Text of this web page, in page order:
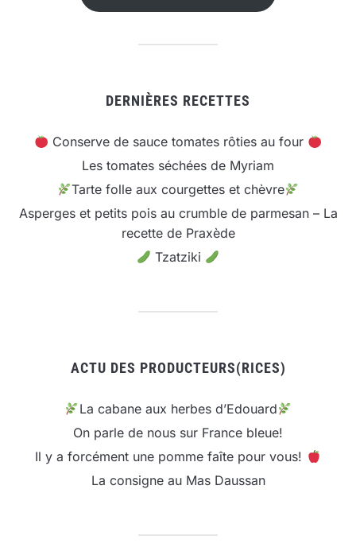
DERNIÈRES RECETTES
Conserve de sauce tomates rôties au four
Les tomates séchées de Myriam
Tarte folle aux courgettes et chèvre
Asperges et petits pois au crumble de parmesan – La
recette de Praxède
Tzatziki
ACTU DES PRODUCTEURS(RICES)
La cabane aux herbes d’Edouard
On parle de nous sur France bleue!
Il y a forcément une pomme faîte pour vous!
La consigne au Mas Daussan